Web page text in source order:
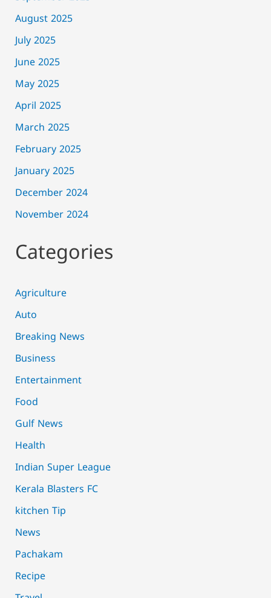
August 2025
July 2025
June 2025
May 2025
April 2025
March 2025
February 2025
January 2025
December 2024
November 2024
Categories
Agriculture
Auto
Breaking News
Business
Entertainment
Food
Gulf News
Health
Indian Super League
Kerala Blasters FC
kitchen Tip
News
Pachakam
Recipe